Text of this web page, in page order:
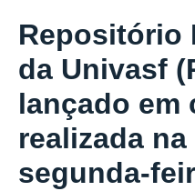
Repositório
da Univasf
lançado em
realizada
segunda-